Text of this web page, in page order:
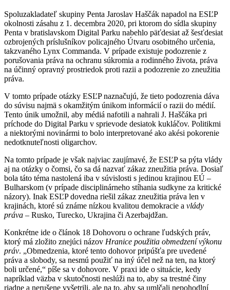
Spoluzakladateľ skupiny Penta Jaroslav Haščák napadol na ESĽP
okolnosti zásahu z 1. decembra 2020, pri ktorom do sídla skupiny
Penta v bratislavskom Digital Parku nabehlo päťdesiat až šesťdesiat
ozbrojených príslušníkov policajného Útvaru osobitného určenia,
takzvaného Lynx Commanda. V prípade existuje podozrenie z
porušovania práva na ochranu súkromia a rodinného života, práva
na účinný opravný prostriedok proti razii a podozrenie zo zneužitia
práva.
V tomto prípade otázky ESĽP naznačujú, že tieto podozrenia dáva
do súvisu najmä s okamžitým únikom informácií o razii do médií.
Tento únik umožnil, aby médiá nafotili a nahrali J. Haščáka pri
príchode do Digital Parku v sprievode desiatok kukláčov. Politikmi
a niektorými novinármi to bolo interpretované ako akési pokorenie
nedotknuteľnosti oligarchov.
Na tomto prípade je však najviac zaujímavé, že ESĽP sa pýta vlády
aj na otázky o čomsi, čo sa dá nazvať zákaz zneužitia práva. Dosiaľ
bola táto téma nastolená iba v súvislosti s jedinou krajinou EÚ –
Bulharskom (v prípade disciplinárneho stíhania sudkyne za kritické
názory). Inak ESĽP dovedna riešil zákaz zneužitia práva len v
krajinách, ktoré sú známe nízkou kvalitou demokracie a vlády
práva – Rusko, Turecko, Ukrajina či Azerbajdžan.
Konkrétne ide o článok 18 Dohovoru o ochrane ľudských práv,
ktorý má zložito znejúci názov Hranice použitia obmedzení výkonu
práv. „Obmedzenia, ktoré tento dohovor pripúšťa pre uvedené
práva a slobody, sa nesmú použiť na iný účel než na ten, na ktorý
boli určené,“ píše sa v dohovore. V praxi ide o situácie, kedy
napríklad väzba v skutočnosti neslúži na to, aby sa trestné činy
riadne a nerušene vyšetrili, ale na to, aby sa umlčali nepohodlní